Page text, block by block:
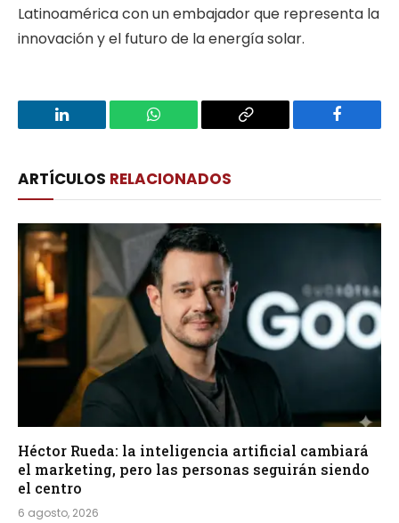
Latinoamérica con un embajador que representa la
innovación y el futuro de la energía solar.
LinkedIn WhatsApp
Copy
Facebook
ARTÍCULOS RELACIONADOS
Héctor Rueda: la inteligencia artificial cambiará
el marketing, pero las personas seguirán siendo
el centro
6 agosto, 2026